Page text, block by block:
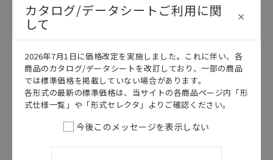
体の中で意図した用途に対して適切に配電・設置され
ていることを、必ず事前に確認してください。
ン事例は参考用ですので、ご採用に際しては機器・装
置の機能や安全性をご確認のうえご使用ください。・
商品に接続される推奨機器等、現在では入手困難なも
のもそのまま記載しています。・誤字、脱字が含まれ
ている可能性がありますがご容赦ください。
記載されているサービス内容や連絡先等は作成当時の
があります。改めて当サイトの掲載内容をご確認のう
日本語 English
カタログ/データシートご利用に関
して
2026年7月1日に価格改定を実施しました。これに伴い、各
商品のカタログ/データシートを改訂しており、一部の商品
では標準価格を掲載していない場合があります。
各形式の最新の標準価格は、当サイトの各商品ページ内「形
式仕様一覧」や「形式セレクタ」よりご確認ください。
今後このメッセージを表示しない